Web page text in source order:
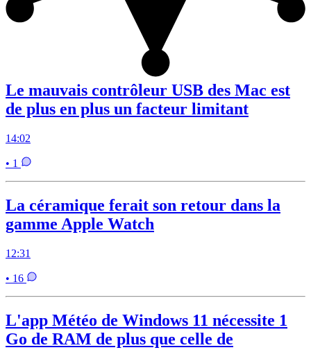
Le mauvais contrôleur USB des Mac est
de plus en plus un facteur limitant
14:02
• 1
La céramique ferait son retour dans la
gamme Apple Watch
12:31
• 16
L'app Météo de Windows 11 nécessite 1
Go de RAM de plus que celle de